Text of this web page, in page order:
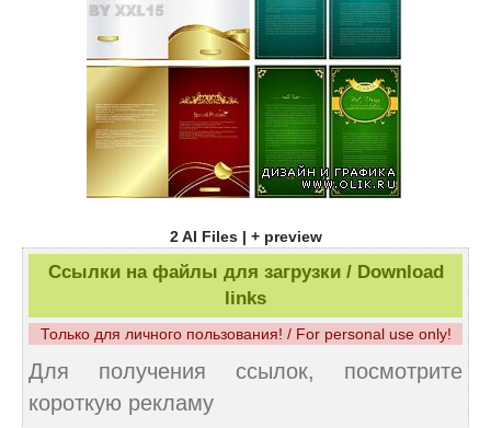
2 AI Files | + preview
Ссылки на файлы для загрузки / Download
links
Только для личного пользования! / For personal use only!
Для получения ссылок, посмотрите
короткую рекламу